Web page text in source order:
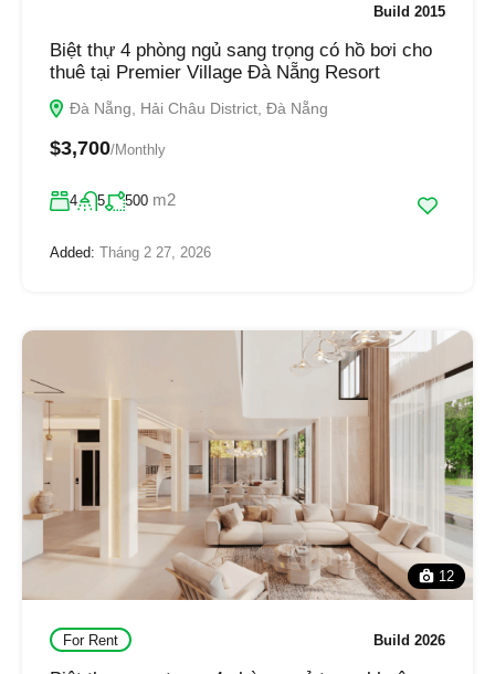
Build 2015
Biệt thự 4 phòng ngủ sang trọng có hồ bơi cho
thuê tại Premier Village Đà Nẵng Resort
Đà Nẵng, Hải Châu District, Đà Nẵng
$3,700/Monthly
4 5 500 m2
Added: Tháng 2 27, 2026
12
For Rent Build 2026